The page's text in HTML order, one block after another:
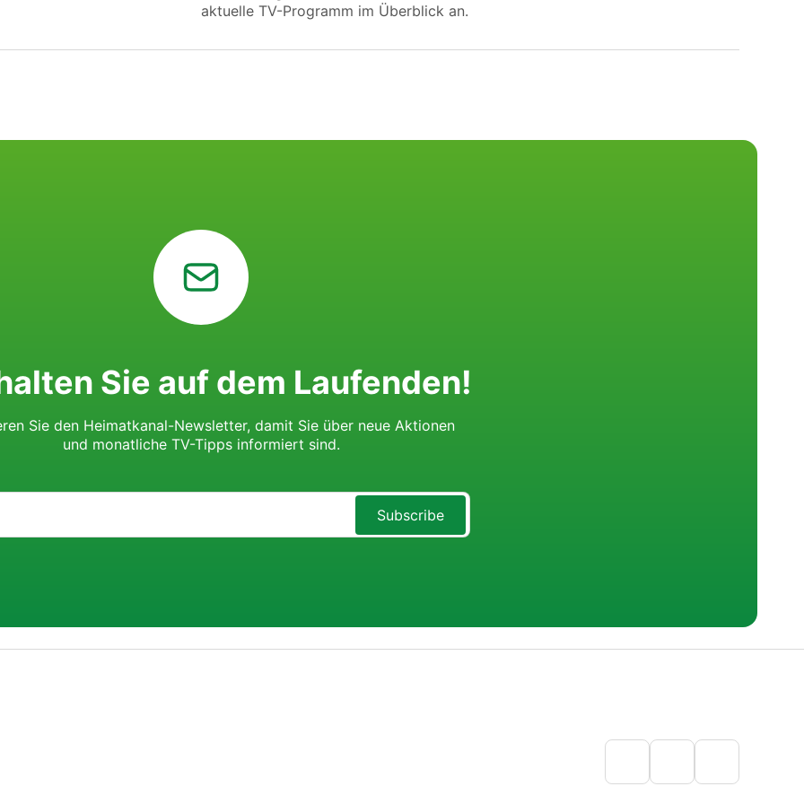
aktuelle TV-Programm im Überblick an.
Sie auf dem Laufenden!
Sie den Heimatkanal-Newsletter, damit Sie über neue Aktionen
und monatliche TV-Tipps informiert sind.
Subscribe